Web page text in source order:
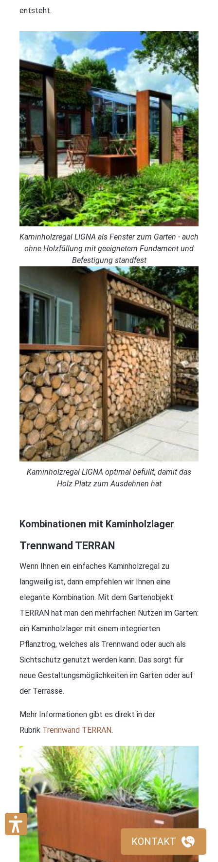
entsteht.
Kaminholzregal LIGNA als Fenster zum Garten - auch
ohne Holzfüllung mit geeignetem Fundament und
Befestigung standfest
Kaminholzregal LIGNA optimal befüllt, damit das
Holz Platz zum Ausdehnen hat
Kombinationen mit Kaminholzlager
Trennwand TERRAN
Wenn Ihnen ein einfaches Kaminholzregal zu
langweilig ist, dann empfehlen wir Ihnen eine
elegante Kombination. Mit dem Gartenobjekt
TERRAN hat man den mehrfachen Nutzen im Garten:
ein Kaminholzlager mit einem integrierten
Pflanztrog, welches als Trennwand oder auch als
Sichtschutz genutzt werden kann. Das sorgt für
neue Gestaltungsmöglichkeiten im Garten oder auf
der Terrasse.
Mehr Informationen gibt es direkt in der
Rubrik Trennwand TERRAN.
KONTAKT